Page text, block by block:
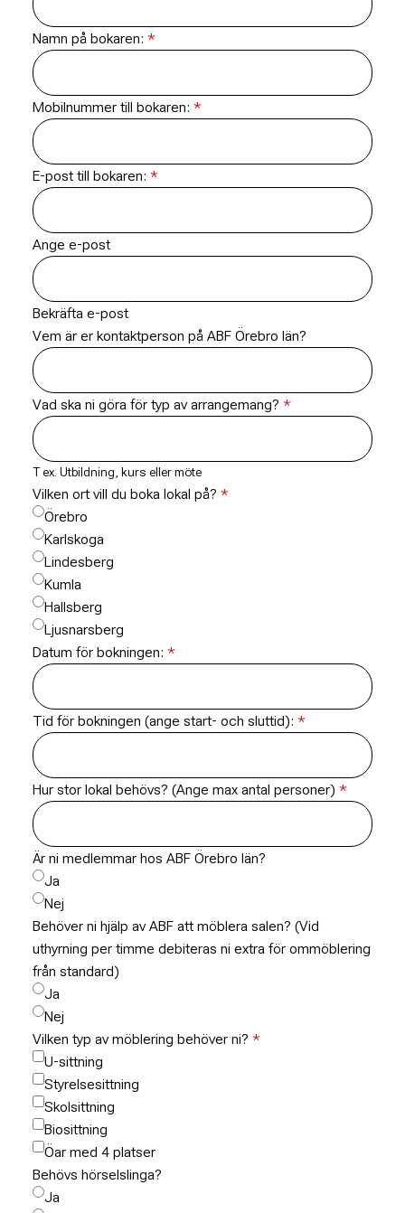
Namn på bokaren:
Mobilnummer till bokaren:
E-post till bokaren:
Ange e-post
Bekräfta e-post
Vem är er kontaktperson på ABF Örebro län?
Vad ska ni göra för typ av arrangemang?
T ex. Utbildning, kurs eller möte
Vilken ort vill du boka lokal på?
Örebro
Karlskoga
Lindesberg
Kumla
Hallsberg
Ljusnarsberg
Datum för bokningen:
Tid för bokningen (ange start- och sluttid):
Hur stor lokal behövs? (Ange max antal personer)
Är ni medlemmar hos ABF Örebro län?
Ja
Nej
Behöver ni hjälp av ABF att möblera salen? (Vid
uthyrning per timme debiteras ni extra för ommöblering
från standard)
Ja
Nej
Vilken typ av möblering behöver ni?
U-sittning
Styrelsesittning
Skolsittning
Biosittning
Öar med 4 platser
Behövs hörselslinga?
Ja